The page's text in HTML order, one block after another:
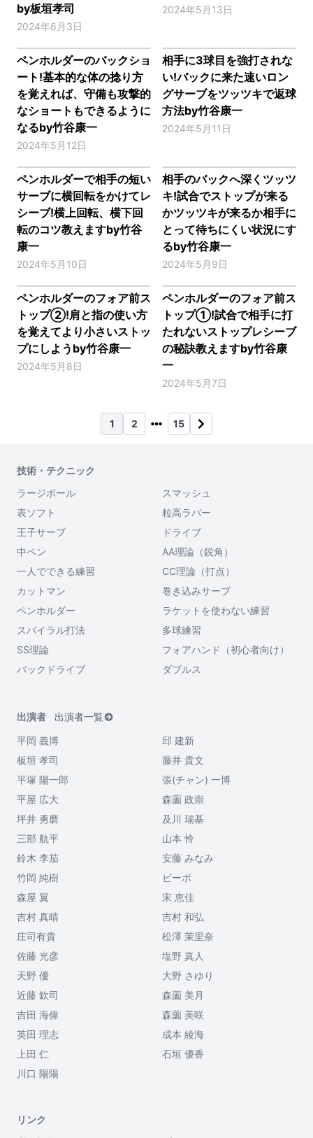
by板垣孝司
2024年6月3日
2024年5月13日
ペンホルダーのバックショ
ート!基本的な体の捻り方
を覚えれば、守備も攻撃的
なショートもできるように
なるby竹谷康一
2024年5月12日
相手に3球目を強打されな
い!バックに来た速いロン
グサーブをツッツキで返球
方法by竹谷康一
2024年5月11日
ペンホルダーで相手の短い
サーブに横回転をかけてレ
シーブ!横上回転、横下回
転のコツ教えますby竹谷
康一
2024年5月10日
相手のバックへ深くツッツ
キ!試合でストップが来る
かツッツキが来るか相手に
とって待ちにくい状況にす
るby竹谷康一
2024年5月9日
ペンホルダーのフォア前ス
トップ②!肩と指の使い方
を覚えてより小さいストッ
プにしようby竹谷康一
2024年5月8日
ペンホルダーのフォア前ス
トップ①!試合で相手に打
たれないストップレシーブ
の秘訣教えますby竹谷康
一
2024年5月7日
1 2 15
技術・テクニック
ラージボール
スマッシュ
表ソフト
粒高ラバー
王子サーブ
ドライブ
中ペン
AA理論（鋭角）
一人でできる練習
CC理論（打点）
カットマン
巻き込みサーブ
ペンホルダー
ラケットを使わない練習
スパイラル打法
多球練習
SS理論
フォアハンド（初心者向け）
バックドライブ
ダブルス
出演者
出演者一覧
平岡 義博
邱 建新
板垣 孝司
藤井 貴文
平塚 陽一郎
張(チャン) 一博
平屋 広大
森薗 政崇
坪井 勇磨
及川 瑞基
三部 航平
山本 怜
鈴木 李茄
安藤 みなみ
竹岡 純樹
ビーボ
森屋 翼
宋 恵佳
吉村 真晴
吉村 和弘
庄司有貴
松澤 茉里奈
佐藤 光彦
塩野 真人
天野 優
大野 さゆり
近藤 欽司
森薗 美月
吉田 海偉
森薗 美咲
英田 理志
成本 綾海
上田 仁
石垣 優香
川口 陽陽
リンク